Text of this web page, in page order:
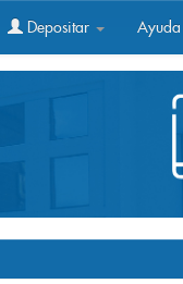
Depositar Ayuda